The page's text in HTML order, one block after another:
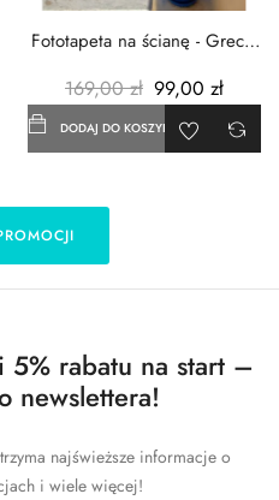
Fototapeta na ścianę - Grecja
169,00 zł 99,00 zł
DODAJ DO KOSZYKA
5% rabatu na start –
newslettera!
najświeższe informacje o
i wiele więcej!